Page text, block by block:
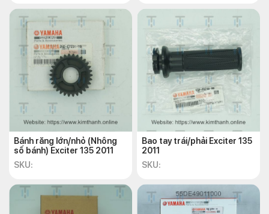
Bánh răng lớn/nhỏ (Nhông
số bánh) Exciter 135 2011
SKU:
Bao tay trái/phải Exciter 135
2011
SKU: